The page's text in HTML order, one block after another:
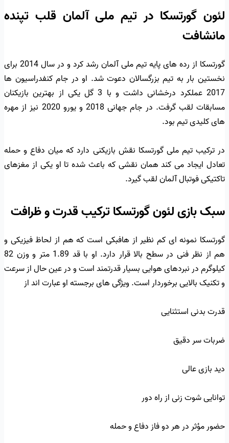
لئون گورتسکا در تیم ملی آلمان قلب تپنده
مانشافت
گورتسکا از رده های پایه تیم ملی آلمان رشد کرد و در سال 2014 برای
نخستین بار به تیم بزرگسالان دعوت شد. او در جام کنفدراسیون ها
2017 عملکرد درخشانی داشت و با 3 گل یکی از بهترین بازیکنان
مسابقات لقب گرفت. در جام جهانی 2018 و یورو 2020 نیز از مهره
های کلیدی تیم بود.
در ترکیب تیم ملی گورتسکا نقش بازیکنی دارد که میان دفاع و حمله
تعادل ایجاد می کند همان نقشی که باعث شده تا او یکی از مغزهای
تاکتیکی فوتبال آلمان لقب گیرد.
سبک بازی لئون گورتسکا ترکیب قدرت و ظرافت
گورتسکا نمونه ای کم نظیر از هافبکی است که هم از لحاظ فیزیکی و
هم از نظر فنی در سطح بالا قرار دارد. او با قد 1.89 متر و وزن 82
کیلوگرم در نبردهای هوایی بسیار قدرتمند است و در عین حال از سرعت
و تکنیک بالایی برخوردار است. ویژگی های برجسته او عبارت اند از
قدرت بدنی استثنایی
ضربات سر دقیق
دید بازی عالی
توانایی شوت زنی از راه دور
حضور مؤثر در هر دو فاز دفاع و حمله